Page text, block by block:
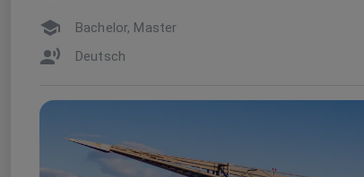
Bachelor, Master
Deutsch